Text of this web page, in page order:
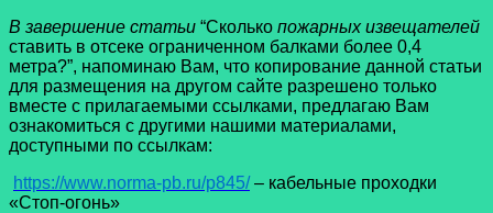
В завершение статьи “Сколько пожарных извещателей
ставить в отсеке ограниченном балками более 0,4
метра?”, напоминаю Вам, что копирование данной статьи
для размещения на другом сайте разрешено только
вместе с прилагаемыми ссылками, предлагаю Вам
ознакомиться с другими нашими материалами,
доступными по ссылкам:
https://www.norma-pb.ru/p845/– кабельные проходки
«Стоп-огонь»